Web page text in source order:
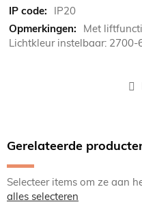
IP20
Met
Lichtkleur instelbaar: 2700-
Gerelateerde
Selecteer items om ze aan
alles selecteren